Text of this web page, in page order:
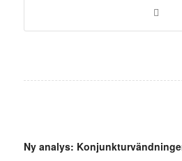
Ny analys: